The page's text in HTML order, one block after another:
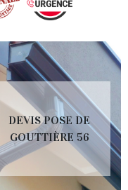
DEVIS POSE DE
GOUTTIÈRE 56